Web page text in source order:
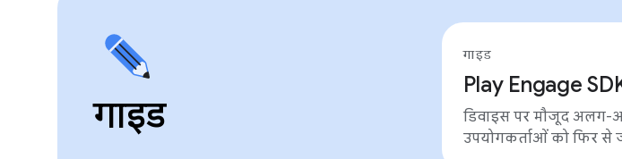
गाइड
गाइड
Play Engage
डिवाइस पर मौजूद अलग-
उपयोगकर्ताओं को फिर से